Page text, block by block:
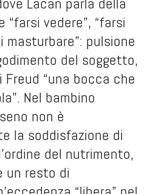
“farsi vedere”, “farsi
masturbare”: pulsione
del soggetto,
Freud “una bocca che
Nel bambino
non è
la soddisfazione di
del nutrimento,
un resto di